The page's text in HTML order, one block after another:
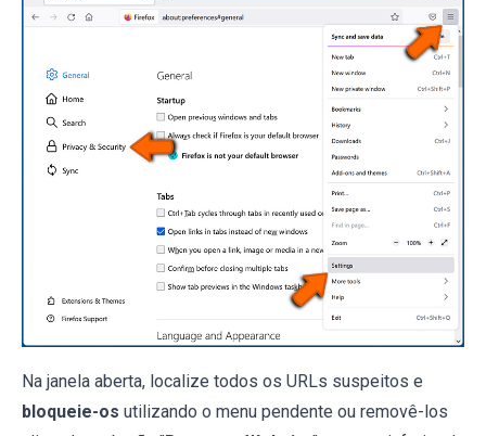
Na janela aberta, localize todos os URLs suspeitos e
bloqueie-os utilizando o menu pendente ou removê-los